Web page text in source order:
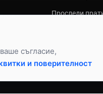
Проследи
съгласие,
и поверителност